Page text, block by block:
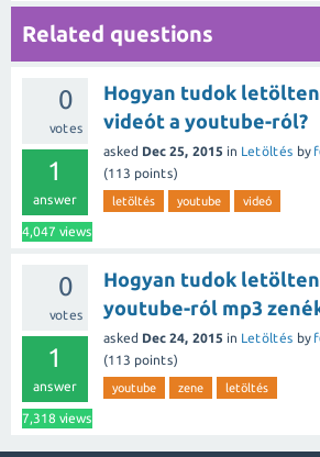
Related questions
0
votes
1
answer
4,047 views
Hogyan tudok
videót a youtube-ról?
asked Dec 25, 2015 in Letöltés by
(113 points)
letöltés youtube videó
0
votes
1
answer
7,318 views
Hogyan tudok
youtube-ról mp3
asked Dec 24, 2015 in Letöltés by
(113 points)
youtube zene letöltés